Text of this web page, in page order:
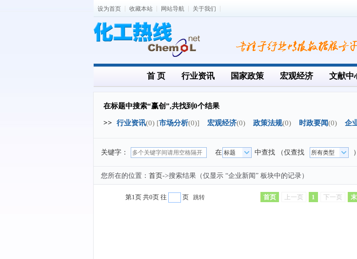
设为首页 收藏本站 网站导航 关于我们
首 页 行业资讯 国家政策 宏观经济 文献中
在标题中搜索“赢创”,共找到0个结果
>> 行业资讯(0) [市场分析(0)] 宏观经济(0) 政策法规(0) 时政要闻(0) 企
关键字： 在 中查找 （仅查找
您所在的位置： 首页->搜索结果（仅显示 “企业新闻” 板块中的记录）
第1页 共0页 往 页 跳转 首页 上一页 1 下一页